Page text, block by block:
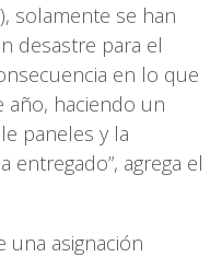
solamente se han
desastre para el
en lo que
año, haciendo un
paneles y la
entregado”, agrega el
una asignación